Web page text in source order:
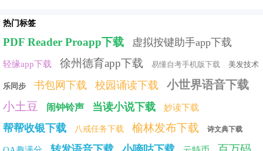
热门标签
PDF Reader Proapp下载 虚拟按键助手app下载
轻缘app下载 徐州德育app下载 易懂自考手机版下载 美发技术
乐同步 书包网下载 校园诵读下载
小世界语音下载
小土豆
闹钟铃声 当读小说下载 妙读下载
帮帮收银下载 八戒任务下载 榆林发布下载 诗文典下载